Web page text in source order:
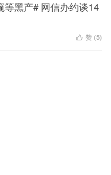
等黑产# 网信办约谈14
 赞 (5)